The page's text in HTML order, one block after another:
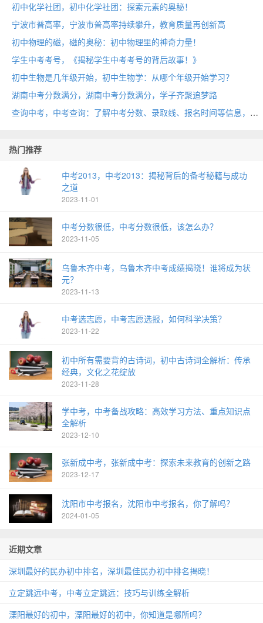
初中化学社团，初中化学社团：探索元素的奥秘！
宁波市普高率，宁波市普高率持续攀升，教育质量再创新高
初中物理的磁，磁的奥秘：初中物理里的神奇力量！
学生中考考号，《揭秘学生中考考号的背后故事！》
初中生物是几年级开始，初中生物学：从哪个年级开始学习？
湖南中考分数满分，湖南中考分数满分，学子齐聚追梦路
查询中考，中考查询：了解中考分数、录取线、报名时间等信息，助你顺利冲刺！
热门推荐
中考2013，中考2013：揭秘背后的备考秘籍与成功
之道
2023-11-01
中考分数很低，中考分数很低，该怎么办？
2023-11-05
乌鲁木齐中考，乌鲁木齐中考成绩揭晓！谁将成为状
元？
2023-11-13
中考选志愿，中考志愿选报，如何科学决策？
2023-11-22
初中所有需要背的古诗词，初中古诗词全解析：传承
经典，文化之花绽放
2023-11-28
学中考，中考备战攻略：高效学习方法、重点知识点
全解析
2023-12-10
张新成中考，张新成中考：探索未来教育的创新之路
2023-12-17
沈阳市中考报名，沈阳市中考报名，你了解吗？
2024-01-05
近期文章
深圳最好的民办初中排名，深圳最佳民办初中排名揭晓！
立定跳远中考，中考立定跳远：技巧与训练全解析
溧阳最好的初中，溧阳最好的初中，你知道是哪所吗？